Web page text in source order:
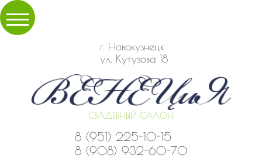
г. Новокузнецк
ул. Кутузова 18
СВАДЕБНЫЙ САЛОН
8 (951) 225-10-15
8 (908) 932-60-70